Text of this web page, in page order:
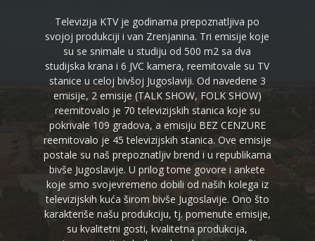
Televizija KTV je godinama prepoznatljiva po
svojoj produkciji i van Zrenjanina. Tri emisije koje
su se snimale u studiju od 500 m2 sa dva
studijska krana i 6 JVC kamera, reemitovale su TV
stanice u celoj bivšoj Jugoslaviji. Od navedene 3
emisije, 2 emisije (TALK SHOW, FOLK SHOW)
reemitovalo je 70 televizijskih stanica koje su
pokrivale 109 gradova, a emisiju BEZ CENZURE
reemitovalo je 45 televizijskih stanica. Ove emisije
postale su naš prepoznatljiv brend i u republikama
bivše Jugoslavije. U prilog tome govore i ankete
koje smo svojevremeno dobili od naših kolega iz
televizijskih kuća širom bivše Jugoslavije. Ono što
karakteriše našu produkciju, tj. pomenute emisije,
su kvalitetni gosti, kvalitetna produkcija,